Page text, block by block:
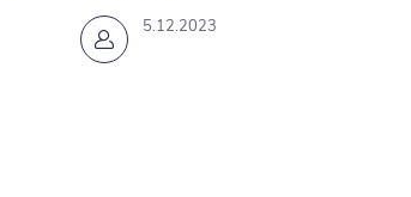
5.12.2023